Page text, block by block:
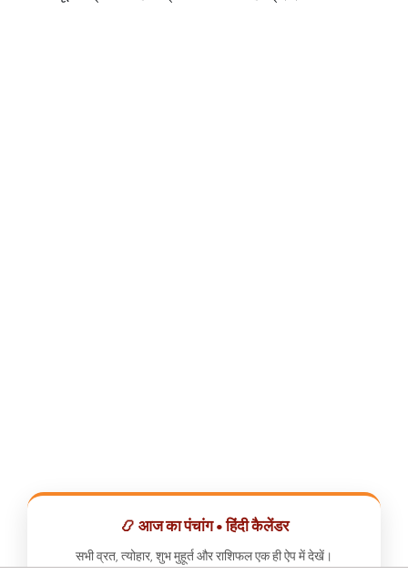
📿 आज का पंचांग • हिंदी कैलेंडर
सभी व्रत, त्योहार, शुभ मुहूर्त और राशिफल एक ही ऐप में देखें।